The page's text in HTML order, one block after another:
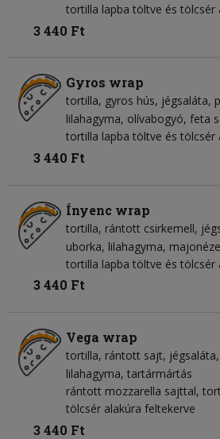
tortilla lapba töltve és tölcsér
3 440 Ft
Gyros wrap
tortilla gyros hús jégsaláta
lilahagyma olívabogyó feta
tortilla lapba töltve és tölcsér
3 440 Ft
Ínyenc wrap
tortilla rántott csirkemell
uborka lilahagyma
tortilla lapba töltve és tölcsér
3 440 Ft
Vega wrap
tortilla rántott sajt jégsaláta
lilahagyma tartármártás
rántott mozzarella sajttal,
tölcsér alakúra feltekerve
3 440 Ft